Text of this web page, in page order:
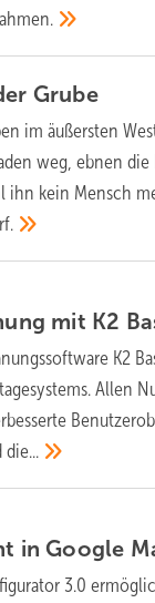
Grube
im äußersten
weg, ebnen
kein Mensch
mit K2
K2
Allen
die...
in Google
3.0